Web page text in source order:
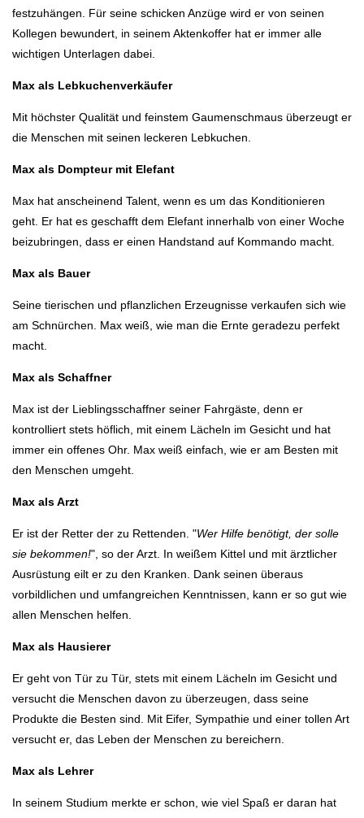
festzuhängen. Für seine schicken Anzüge wird er von seinen
Kollegen bewundert, in seinem Aktenkoffer hat er immer alle
wichtigen Unterlagen dabei.
Max als Lebkuchenverkäufer
Mit höchster Qualität und feinstem Gaumenschmaus überzeugt er
die Menschen mit seinen leckeren Lebkuchen.
Max als Dompteur mit Elefant
Max hat anscheinend Talent, wenn es um das Konditionieren
geht. Er hat es geschafft dem Elefant innerhalb von einer Woche
beizubringen, dass er einen Handstand auf Kommando macht.
Max als Bauer
Seine tierischen und pflanzlichen Erzeugnisse verkaufen sich wie
am Schnürchen. Max weiß, wie man die Ernte geradezu perfekt
macht.
Max als Schaffner
Max ist der Lieblingsschaffner seiner Fahrgäste, denn er
kontrolliert stets höflich, mit einem Lächeln im Gesicht und hat
immer ein offenes Ohr. Max weiß einfach, wie er am Besten mit
den Menschen umgeht.
Max als Arzt
Er ist der Retter der zu Rettenden. "Wer Hilfe benötigt, der solle
sie bekommen!", so der Arzt. In weißem Kittel und mit ärztlicher
Ausrüstung eilt er zu den Kranken. Dank seinen überaus
vorbildlichen und umfangreichen Kenntnissen, kann er so gut wie
allen Menschen helfen.
Max als Hausierer
Er geht von Tür zu Tür, stets mit einem Lächeln im Gesicht und
versucht die Menschen davon zu überzeugen, dass seine
Produkte die Besten sind. Mit Eifer, Sympathie und einer tollen Art
versucht er, das Leben der Menschen zu bereichern.
Max als Lehrer
In seinem Studium merkte er schon, wie viel Spaß er daran hat